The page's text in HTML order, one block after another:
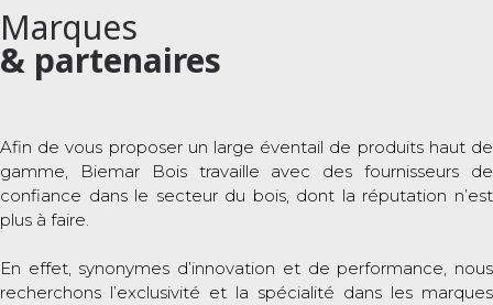
Marques
& partenaires
Afin de vous proposer un large éventail de produits haut de
gamme, Biemar Bois travaille avec des fournisseurs de
confiance dans le secteur du bois, dont la réputation n’est
plus à faire.
En effet, synonymes d’innovation et de performance, nous
recherchons l’exclusivité et la spécialité dans les marques